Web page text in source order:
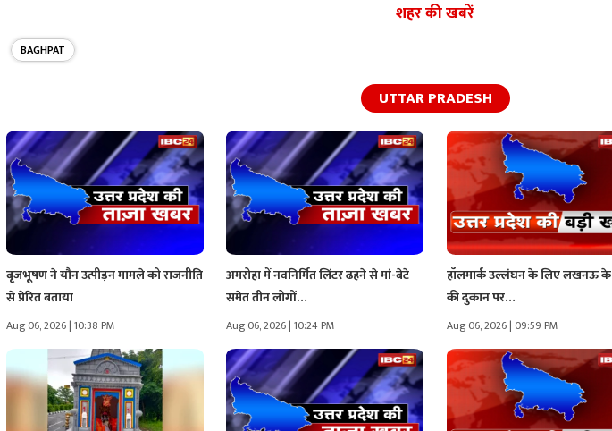
शहर की खबरें
BAGHPAT
UTTAR PRADESH
बृजभूषण ने यौन उत्पीड़न मामले को राजनीति
से प्रेरित बताया
Aug 06, 2026 | 10:38 PM
अमरोहा में नवनिर्मित लिंटर ढहने से मां-बेटे
समेत तीन लोगों…
Aug 06, 2026 | 10:24 PM
हॉलमार्क उल्लंघन के लिए लखनऊ के
की दुकान पर…
Aug 06, 2026 | 09:59 PM